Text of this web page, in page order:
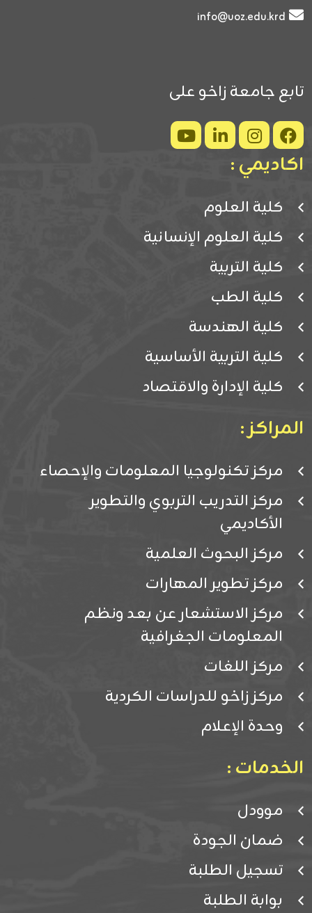
info@uoz.edu.krd
تابع جامعة زاخو على
اكاديمي :
كلية العلوم
كلية العلوم الإنسانية
كلية التربية
كلية الطب
كلية الهندسة
كلية التربية الأساسية
كلية الإدارة والاقتصاد
المراكز :
مركز تكنولوجيا المعلومات والإحصاء
مركز التدريب التربوي والتطوير
الأكاديمي
مركز البحوث العلمية
مركز تطوير المهارات
مركز الاستشعار عن بعد ونظم
المعلومات الجغرافية
مركز اللغات
مركز زاخو للدراسات الكردية
وحدة الإعلام
الخدمات :
موودل
ضمان الجودة
تسجيل الطلبة
بوابة الطلبة